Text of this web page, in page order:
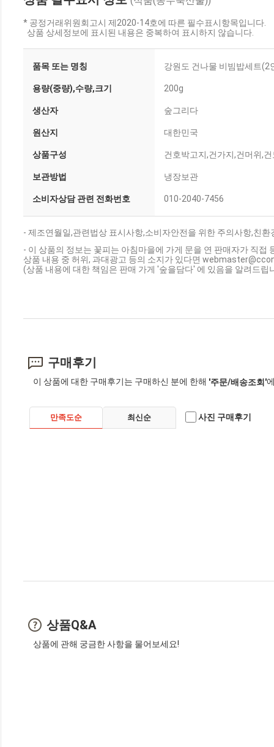
* 공정거래위원회고시 제2020-14호에 따른 필수표시항목입니다.
상품 상세정보에 표시된 내용은 중복하여 표시하지 않습니다.
품목 또는 명칭 강원도 건나물 비빔밥세트(2
용량(중량),수량,크기 200g
생산자 숲그리다
원산지 대한민국
상품구성 건호박고지,건가지,건머위,
보관방법 냉장보관
소비자상담 관련 전화번호 010-2040-7456
- 제조연월일,관련법상 표시사항,소비자안전을 위한 주의사항,친
- 이 상품의 정보는 꽃피는 아침마을에 가게 문을 연 판매자가 직접
상품 내용 중 허위, 과대광고 등의 소지가 있다면
(상품 내용에 대한 책임은 판매 가게 '숲을담다' 에 있음을 알려드립
구매후기
이 상품에 대한 구매후기는 구매하신 분에 한해 '주문/배송조회'
만족도순 최신순 사진 구매후기
상품Q&A
상품에 관해 궁금한 사항을 물어보세요!